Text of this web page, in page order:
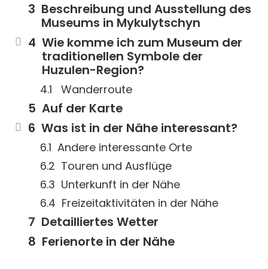
Beschreibung und Ausstellung des
Museums in Mykulytschyn
Wie komme ich zum Museum der
traditionellen Symbole der
Huzulen-Region?
Wanderroute
Auf der Karte
Was ist in der Nähe interessant?
Andere interessante Orte
Touren und Ausflüge
Unterkunft in der Nähe
Freizeitaktivitäten in der Nähe
Detailliertes Wetter
Ferienorte in der Nähe